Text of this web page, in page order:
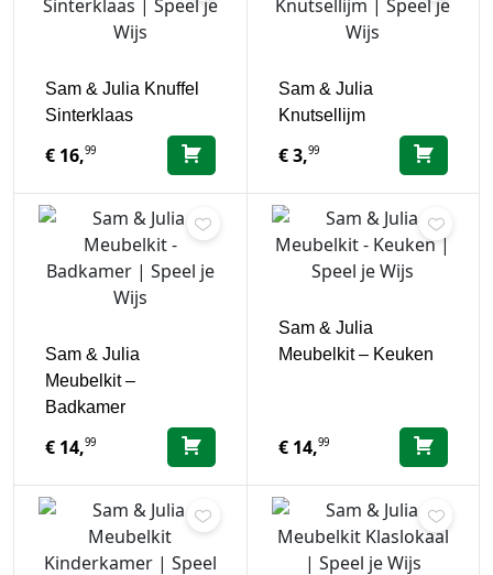
Sam & Julia Knuffel
Sinterklaas
€ 16,99
Sam & Julia
Knutsellijm
€3,99
Sam & Julia
Meubelkit –
Badkamer
€ 14,99
Sam & Julia
Meubelkit – Keuken
€14,99